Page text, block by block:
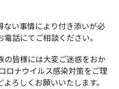
ない事情により付き添いが必
話にてご相談ください。
の皆様には大変ご迷惑をおか
ロナウイルス感染対策をご理
ろしくお願いいたします。